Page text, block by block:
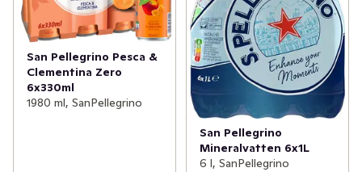
San Pellegrino Pesca &
Clementina Zero
6x330ml
1980 ml, SanPellegrino
San Pellegrino
Mineralvatten 6x1L
6 l, SanPellegrino